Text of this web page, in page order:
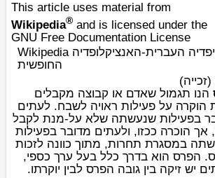
This article uses material from
Wikipedia® and is licensed under the
GNU Free Documentation License
Wikipedia ויקיפדיה העברית-האנציקלופדיה
החופשית
הנו תגמול שאדם או קבוצה מקבלים
הוקרה על פעילות ראויה לשבח. לעתים
בפעילות שנעשתה שלא על-מנת לקבל
אך הוכרה ככזו, ולעתים מדובר בפעילות
במסגרת תחרות, מתוך כוונה לזכות
הפרס הוא בדרך כלל בעל ערך כספי,
יש זיקה בין גובה הפרס לבין יוקרתו.